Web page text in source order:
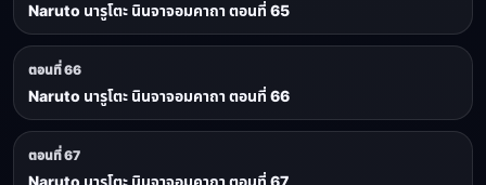
Naruto นารูโตะ นินจาจอมคาถา ตอนที่ 65
ตอนที่ 66
Naruto นารูโตะ นินจาจอมคาถา ตอนที่ 66
ตอนที่ 67
Naruto นารูโตะ นินจาจอมคาถา ตอนที่ 67